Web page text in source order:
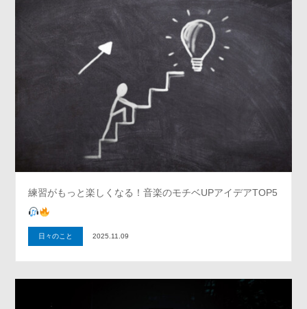
練習がもっと楽しくなる！音楽のモチベUPアイデアTOP5
日々のこと 2025.11.09